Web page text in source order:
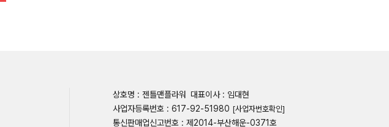
상호명 : 젠틀맨플라워 대표이사 : 임대현
사업자등록번호 : 617-92-51980 [사업자번호확인]
통신판매업신고번호 : 제2014-부산해운-0371호